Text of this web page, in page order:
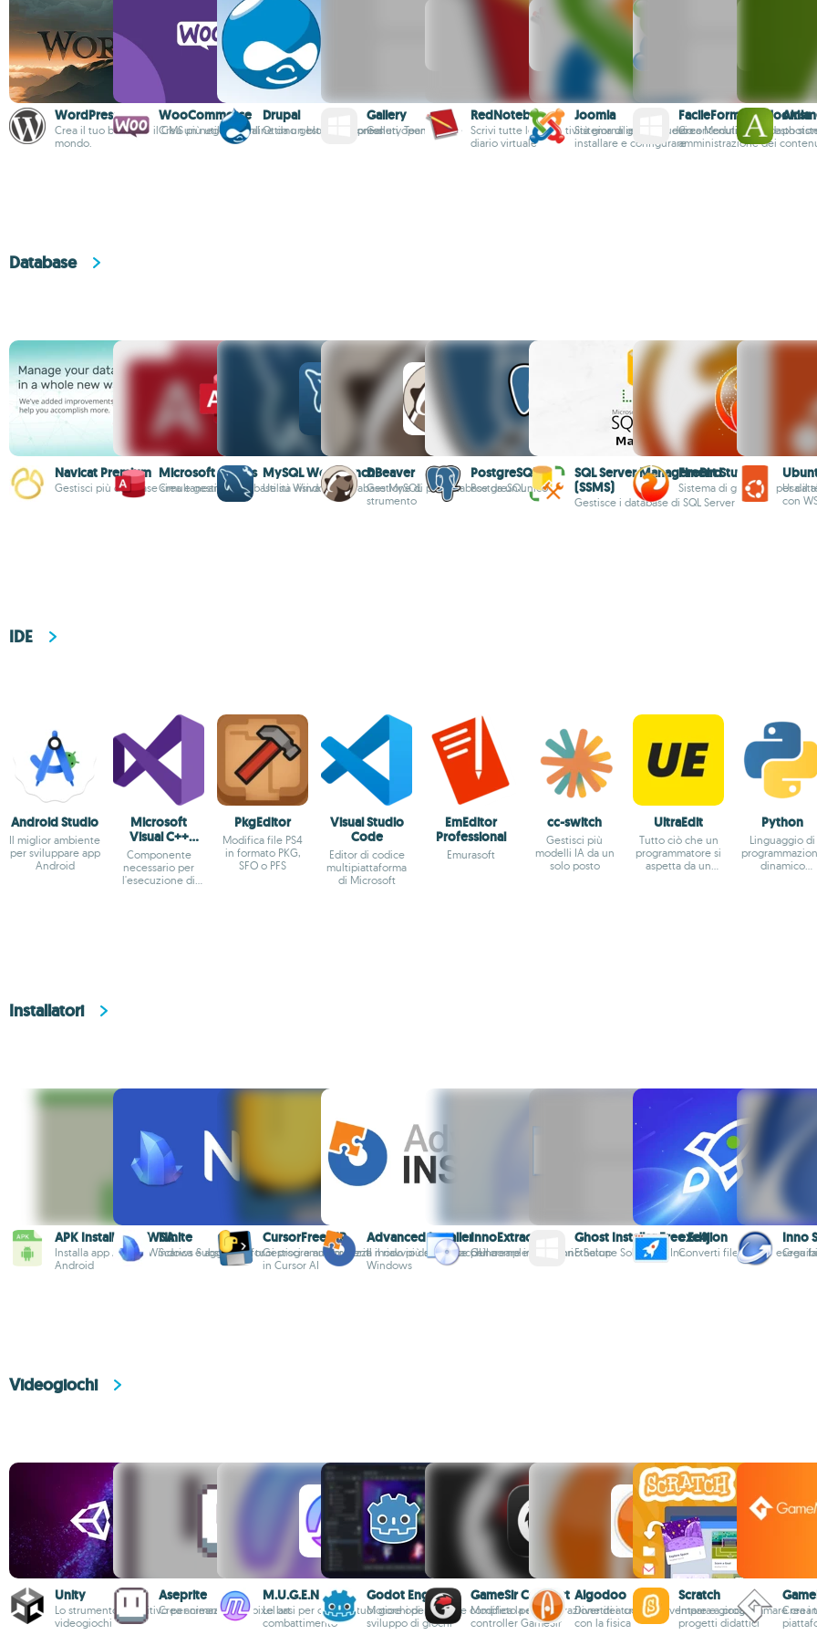
WordPress
Crea il tuo blog con il CMS più utilizzato al
mondo.
WooCommerce
Crea un negozio online da un blog Wordpress
Drupal
Ottimo gestore di contenuti open source
Gallery
Gallery Team
RedNotebook
Scrivi tutte le tue attività giornaliere in questo
diario virtuale
Joomla
Sistema di gestione dei contenuti facile da
installare e configurare
FacileForms for Joomla
Crea Moduli con questo
amministrazione dei
Database
Navicat Premium
Gestisci più database simultaneamente
Microsoft Access
Crea e gestisci database su Windows
MySQL Workbench
Utilità visiva per database MySQL
DBeaver
Gestione di più database da un unico
strumento
PostgreSQL
PostgreSQL
SQL Server Management Studio
(SSMS)
Gestisce i database di SQL Server
FireBird
Sistema di gestione perUsa il
con
IDE
Android Studio
Il miglior ambiente
per sviluppare app
Android
Microsoft
Visual C++
Redistributable
Componente
necessario per
l'esecuzione di
PkgEditor
Modifica file PS4
in formato PKG,
SFO o PFS
Visual Studio
Code
Editor di codice
multipiattaforma
di Microsoft
EmEditor
Professional
Emurasoft
cc-switch
Gestisci più
modelli IA da un
solo posto
UltraEdit
Tutto ciò che un
programmatore si
aspetta da un
Python
Linguaggio di
dinamico
Installatori
APK Installer on WSA
Installa app APK su Windows Subsystem for
Android
Ninite
Scarica e aggiorna i tuoi programmi preferiti
CursorFreeVIP
Gestisci e automatizza il riavvio dell'ID macchina
in Cursor AI
Advanced Installer
Il modo più semplice per creare installatori
Windows
InnoExtractor
GUI completa per Inno Setup
Ghost Installer Free Edition
Ethalone Solutions, Inc.
exe4j
Converti file Java in
Inno
Crea
Videogiochi
Unity
Lo strumento definitivo per creare
videogiochi
Aseprite
Crea animazioni di pixel art
M.U.G.E.N
Le basi per crearti i tuoi giochi di
combattimento
Godot Engine
Motore open-source completo per lo
sviluppo di giochi
GameSir Connect
Modifica la configurazione dei tuoi
controller GameSir
Algodoo
Divertiti a creare, inventare e giocare
con la fisica
Scratch
Impara a programmare
progetti didattici
Crea i